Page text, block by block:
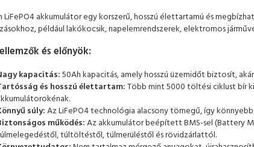
LiFePO4 akkumulátor egy korszerű, hosszú élettartamú és
például lakókocsik, napelemrendszerek, elektromos
és előnyök:
kapacitás:50Ah kapacitás, amely hosszú üzemidőt biztosít,
és hosszú élettartam:Több mint 5000 töltési ciklust bír
súly:Az LiFePO4 technológia alacsony tömegű, így
működés:Az akkumulátor beépített BMS-sel (Battery
túltöltéstől, túlmerüléstől és rövidzárlattól.